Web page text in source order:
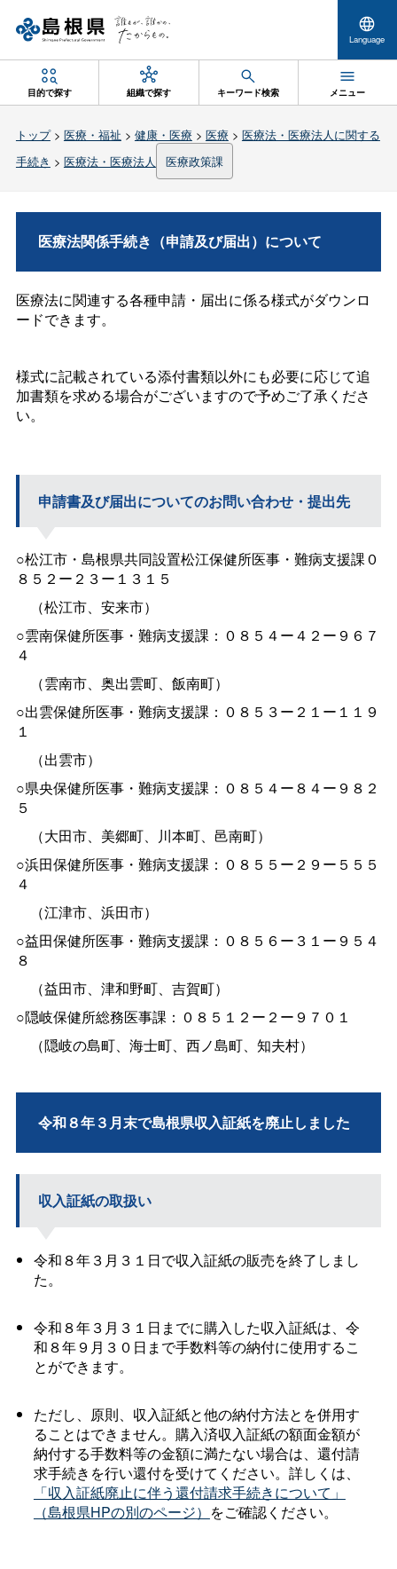
Language
目的で探す 組織で探す キーワード検索 メニュー
トップ> 医療・福祉 > 健康・医療 > 医療 > 医療法・医療法人に関する
手続き > 医療法・医療法人 医療政策課
医療法関係手続き（申請及び届出）について
医療法に関連する各種申請・届出に係る様式がダウンロ
ードできます。
様式に記載されている添付書類以外にも必要に応じて追
加書類を求める場合がございますので予めご了承くださ
い。
申請書及び届出についてのお問い合わせ・提出先
○松江市・島根県共同設置松江保健所医事・難病支援課０
８５２ー２３ー１３１５
（松江市、安来市）
○雲南保健所医事・難病支援課：０８５４ー４２ー９６７
４
（雲南市、奥出雲町、飯南町）
○出雲保健所医事・難病支援課：０８５３ー２１ー１１９
１
（出雲市）
○県央保健所医事・難病支援課：０８５４ー８４ー９８２
５
（大田市、美郷町、川本町、邑南町）
○浜田保健所医事・難病支援課：０８５５ー２９ー５５５
４
（江津市、浜田市）
○益田保健所医事・難病支援課：０８５６ー３１ー９５４
８
（益田市、津和野町、吉賀町）
○隠岐保健所総務医事課：０８５１２ー２ー９７０１
（隠岐の島町、海士町、西ノ島町、知夫村）
令和８年３月末で島根県収入証紙を廃止しました
収入証紙の取扱い
令和８年３月３１日で収入証紙の販売を終了しまし
た。
令和８年３月３１日までに購入した収入証紙は、令
和８年９月３０日まで手数料等の納付に使用するこ
とができます。
ただし、原則、収入証紙と他の納付方法とを併用す
ることはできません。購入済収入証紙の額面金額が
納付する手数料等の金額に満たない場合は、還付請
求手続きを行い還付を受けてください。詳しくは、
「収入証紙廃止に伴う還付請求手続きについて」
（島根県HPの別のページ） をご確認ください。